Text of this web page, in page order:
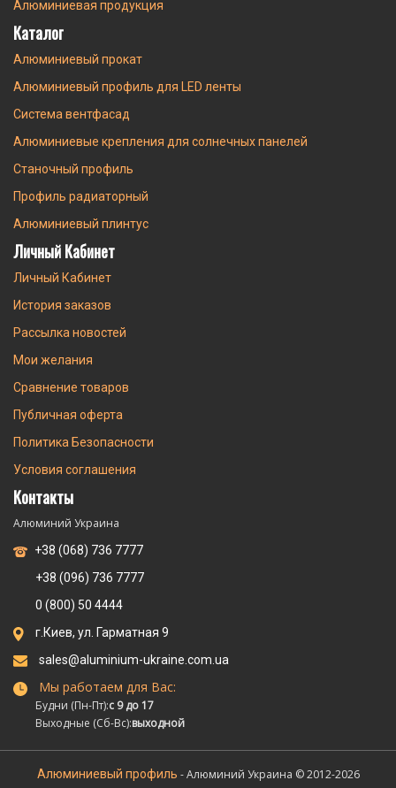
Алюминиевая продукция
Каталог
Алюминиевый прокат
Алюминиевый профиль для LED ленты
Система вентфасад
Алюминиевые крепления для солнечных панелей
Станочный профиль
Профиль радиаторный
Алюминиевый плинтус
Личный Кабинет
Личный Кабинет
История заказов
Рассылка новостей
Мои желания
Сравнение товаров
Публичная оферта
Политика Безопасности
Условия соглашения
Контакты
Алюминий Украина
+38 (068) 736 7777
+38 (096) 736 7777
0 (800) 50 4444
г.Киев, ул. Гарматная 9
sales@aluminium-ukraine.com.ua
Мы работаем для Вас:
Будни (Пн-Пт):с 9 до 17
Выходные (Сб-Вс):выходной
Алюминиевый профиль - Алюминий Украина © 2012-2026